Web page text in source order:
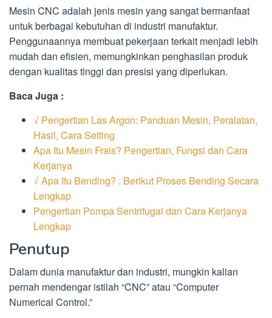
Mesin CNC adalah jenis mesin yang sangat bermanfaat
untuk berbagai kebutuhan di industri manufaktur.
Penggunaannya membuat pekerjaan terkait menjadi lebih
mudah dan efisien, memungkinkan penghasilan produk
dengan kualitas tinggi dan presisi yang diperlukan.
Baca Juga :
√ Pengertian Las Argon: Panduan Mesin, Peralatan,
Hasil, Cara Setting
Apa Itu Mesin Frais? Pengertian, Fungsi dan Cara
Kerjanya
√ Apa Itu Bending? : Berikut Proses Bending Secara
Lengkap
Pengertian Pompa Sentrifugal dan Cara Kerjanya
Lengkap
Penutup
Dalam dunia manufaktur dan industri, mungkin kalian
pernah mendengar istilah “CNC” atau “Computer
Numerical Control.”